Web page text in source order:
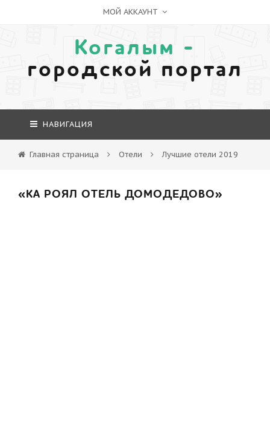
МОЙ АККАУНТ
Когалым -
городской портал
НАВИГАЦИЯ
Главная страница Отели Лучшие отели 2019
«КА РОЯЛ ОТЕЛЬ ДОМОДЕДОВО»